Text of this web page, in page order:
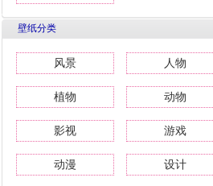
壁纸分类
风景 人物
植物 动物
影视 游戏
动漫 设计